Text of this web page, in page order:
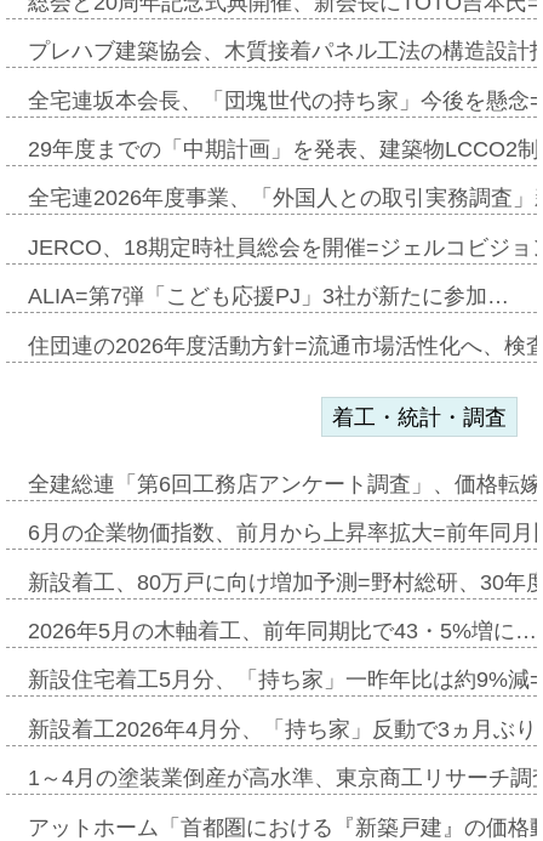
プレハブ建築協会、木質接着パネル工法の構造設
全宅連坂本会長、「団塊世代の持ち家」今後を懸
29年度までの「中期計画」を発表、建築物LCCO2
全宅連2026年度事業、「外国人との取引実務調査
JERCO、18期定時社員総会を開催=ジェルコビジ
ALIA=第7弾「こども応援PJ」3社が新たに参加…
住団連の2026年度活動方針=流通市場活性化へ、検
着工・統計・調査
全建総連「第6回工務店アンケート調査」、価格転
6月の企業物価指数、前月から上昇率拡大=前年同
新設着工、80万戸に向け増加予測=野村総研、30年
2026年5月の木軸着工、前年同期比で43・5%増に…
新設住宅着工5月分、「持ち家」一昨年比は約9%
新設着工2026年4月分、「持ち家」反動で3ヵ月ぶ
1～4月の塗装業倒産が高水準、東京商工リサーチ
アットホーム「首都圏における『新築戸建』の価